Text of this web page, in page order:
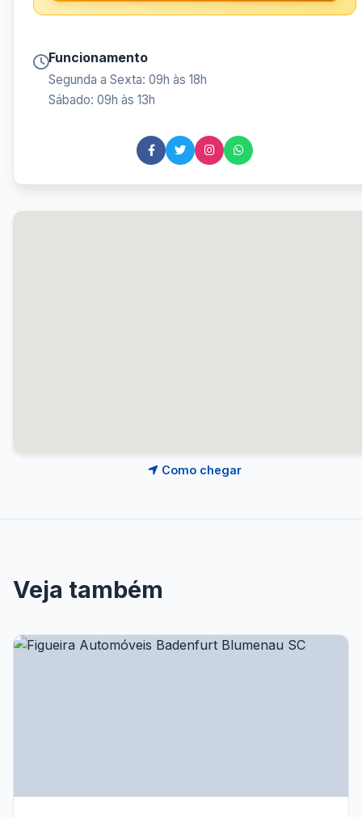
Funcionamento
Segunda a Sexta: 09h às 18h
Sábado: 09h às 13h
Como chegar
Veja também